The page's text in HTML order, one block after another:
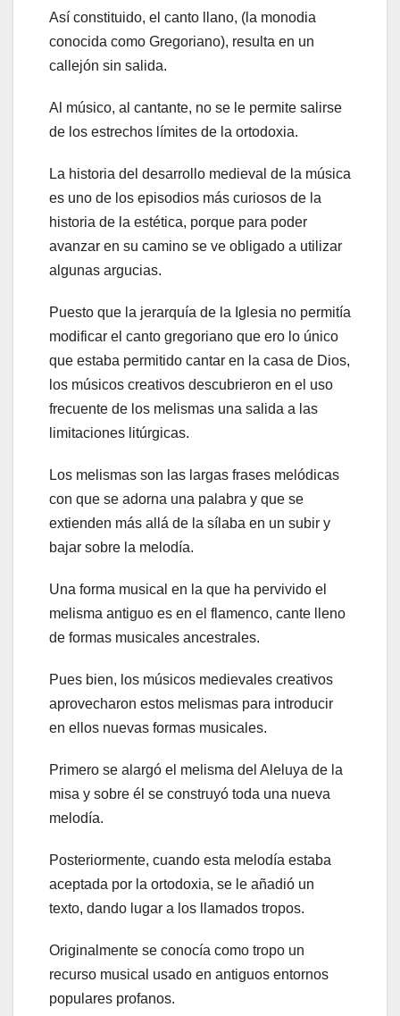
Así constituido, el canto llano, (la monodia
conocida como Gregoriano), resulta en un
callejón sin salida.
Al músico, al cantante, no se le permite salirse
de los estrechos límites de la ortodoxia.
La historia del desarrollo medieval de la música
es uno de los episodios más curiosos de la
historia de la estética, porque para poder
avanzar en su camino se ve obligado a utilizar
algunas argucias.
Puesto que la jerarquía de la Iglesia no permitía
modificar el canto gregoriano que ero lo único
que estaba permitido cantar en la casa de Dios,
los músicos creativos descubrieron en el uso
frecuente de los melismas una salida a las
limitaciones litúrgicas.
Los melismas son las largas frases melódicas
con que se adorna una palabra y que se
extienden más allá de la sílaba en un subir y
bajar sobre la melodía.
Una forma musical en la que ha pervivido el
melisma antiguo es en el flamenco, cante lleno
de formas musicales ancestrales.
Pues bien, los músicos medievales creativos
aprovecharon estos melismas para introducir
en ellos nuevas formas musicales.
Primero se alargó el melisma del Aleluya de la
misa y sobre él se construyó toda una nueva
melodía.
Posteriormente, cuando esta melodía estaba
aceptada por la ortodoxia, se le añadió un
texto, dando lugar a los llamados tropos.
Originalmente se conocía como tropo un
recurso musical usado en antiguos entornos
populares profanos.